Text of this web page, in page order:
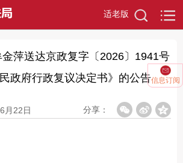
适老版
信息订阅
萍送达京政复字〔2026〕1941号
民政府行政复议决定书》的公告
月22日 分享：